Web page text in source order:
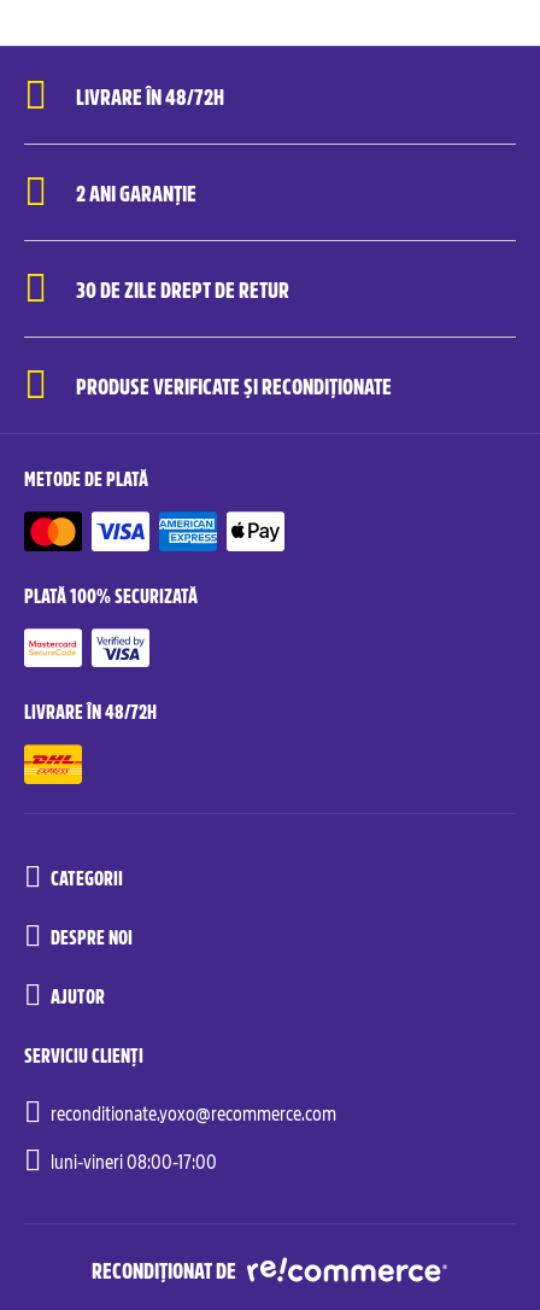
LIVRARE ÎN 48/72H
2 ANI GARANȚIE
30 DE ZILE DREPT DE RETUR
PRODUSE VERIFICATE ȘI RECONDIȚIONATE
METODE DE PLATĂ
PLATĂ 100% SECURIZATĂ
LIVRARE ÎN 48/72H
CATEGORII
DESPRE NOI
AJUTOR
SERVICIU CLIENȚI
reconditionate.yoxo@recommerce.com
luni-vineri 08:00-17:00
RECONDIȚIONAT DE